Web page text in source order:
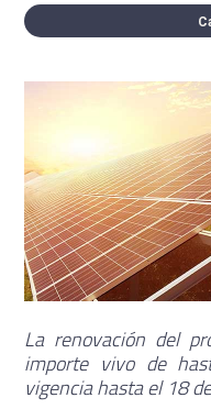
La renovación del
importe vivo de
vigencia hasta el 18